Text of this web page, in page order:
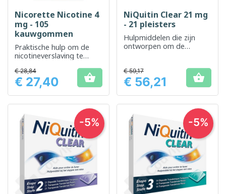
Nicorette Nicotine 4
mg - 105
kauwgommen
Praktische hulp om de
nicotineverslaving te
stoppen met roken
gemakkelijker te maken
Prijs
€ 28,84
€ 27,40 
NiQuitin Clear 21 mg
- 21 pleisters
Hulpmiddelen die zijn
ontworpen om de
onderdeel van het
stoppen met roken.
Prijs
€ 59,17
€ 56,21 
-5% -5%